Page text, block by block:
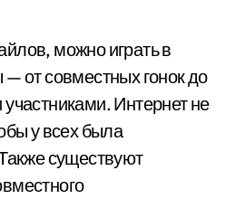
можно играть в
от совместных гонок до
участниками. Интернет не
у всех была
существуют